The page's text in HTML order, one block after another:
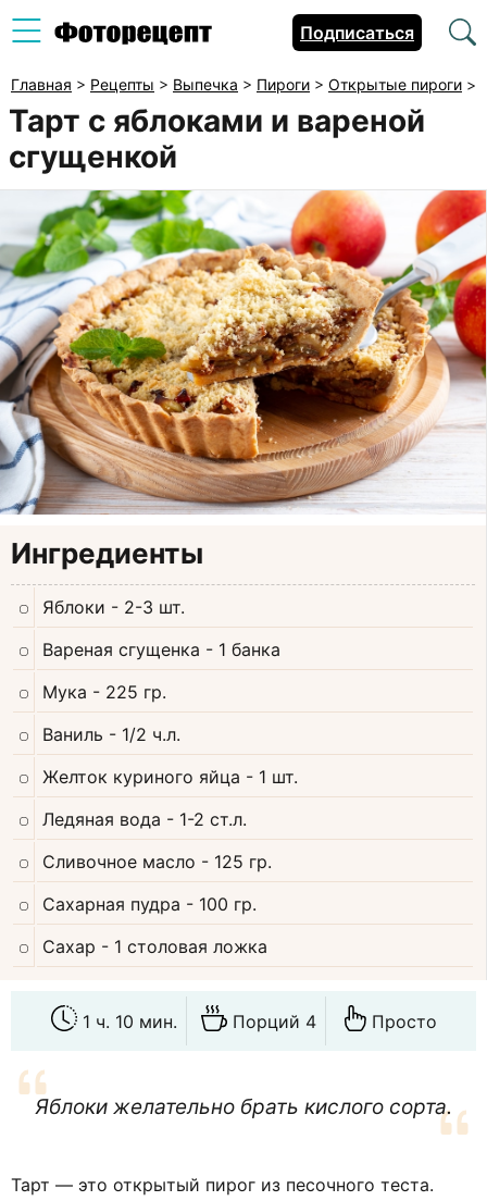
Подписаться
Главная > Рецепты > Выпечка > Пироги > Открытые пироги >
Тарт с яблоками и вареной
сгущенкой
Ингредиенты
Яблоки - 2-3 шт.
Вареная сгущенка - 1 банка
Мука - 225 гр.
Ваниль - 1/2 ч.л.
Желток куриного яйца - 1 шт.
Ледяная вода - 1-2 ст.л.
Сливочное масло - 125 гр.
Сахарная пудра - 100 гр.
Сахар - 1 столовая ложка
1 ч. 10 мин. Порций 4 Просто
Яблоки желательно брать кислого сорта.
Тарт — это открытый пирог из песочного теста.